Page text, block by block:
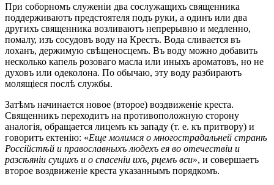
При соборномъ служеніи два сослужащихъ священника
поддерживаютъ предстоятеля подъ руки, а одинъ или два
другихъ священника возливаютъ непрерывно и медленно,
помалу, изъ сосудовъ воду на Крестъ. Вода сливается въ
лоханъ, держимую свѣщеносцемъ. Въ воду можно добавить
несколько капель розоваго масла или иныхъ ароматовъ, но не
духовъ или одеколона. По обычаю, эту воду разбираютъ
молящіеся послѣ службы.
Затѣмъ начинается новое (второе) воздвиженіе креста.
Священникъ переходитъ на противоположную сторону
аналогія, обращается лицемъ къ западу (т. е. къ притвору) и
говоритъ ектенію: «Еще молимся о многострадальней странѣ
Россійстѣй и православныхъ людехъ ея во отечествіи и
разсѣяніи сущихъ и о спасеніи ихъ, рцемъ вси», и совершаетъ
второе воздвиженіе креста указаннымъ порядкомъ.